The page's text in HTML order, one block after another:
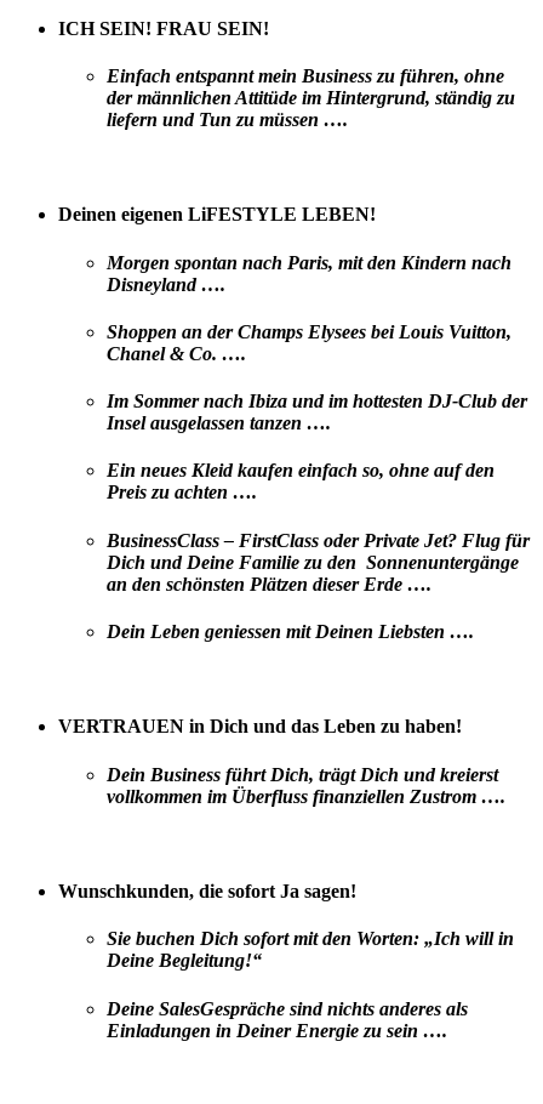
ICH SEIN! FRAU SEIN!
Einfach entspannt mein Business zu führen, ohne
der männlichen Attitüde im Hintergrund, ständig zu
liefern und Tun zu müssen ….
Deinen eigenen LiFESTYLE LEBEN!
Morgen spontan nach Paris, mit den Kindern nach
Disneyland ….
Shoppen an der Champs Elysees bei Louis Vuitton,
Chanel & Co. ….
Im Sommer nach Ibiza und im hottesten DJ-Club der
Insel ausgelassen tanzen ….
Ein neues Kleid kaufen einfach so, ohne auf den
Preis zu achten ….
BusinessClass – FirstClass oder Private Jet? Flug für
Dich und Deine Familie zu den Sonnenuntergänge
an den schönsten Plätzen dieser Erde ….
Dein Leben geniessen mit Deinen Liebsten ….
VERTRAUEN in Dich und das Leben zu haben!
Dein Business führt Dich, trägt Dich und kreierst
vollkommen im Überfluss finanziellen Zustrom ….
Wunschkunden, die sofort Ja sagen!
Sie buchen Dich sofort mit den Worten: „Ich will in
Deine Begleitung!“
Deine SalesGespräche sind nichts anderes als
Einladungen in Deiner Energie zu sein ….